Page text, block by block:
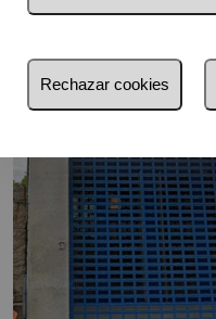
Rechazar cookies